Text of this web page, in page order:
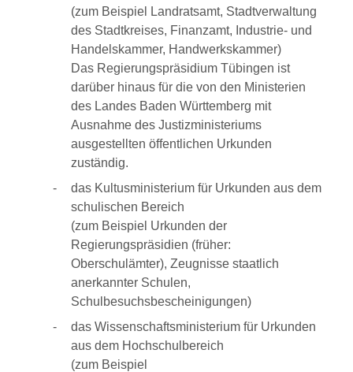
(zum Beispiel Landratsamt, Stadtverwaltung
des Stadtkreises, Finanzamt, Industrie- und
Handelskammer, Handwerkskammer)
Das Regierungspräsidium Tübingen ist
darüber hinaus für die von den Ministerien
des Landes Baden Württemberg mit
Ausnahme des Justizministeriums
ausgestellten öffentlichen Urkunden
zuständig.
das Kultusministerium für Urkunden aus dem
schulischen Bereich
(zum Beispiel Urkunden der
Regierungspräsidien (früher:
Oberschulämter), Zeugnisse staatlich
anerkannter Schulen,
Schulbesuchsbescheinigungen)
das Wissenschaftsministerium für Urkunden
aus dem Hochschulbereich
(zum Beispiel